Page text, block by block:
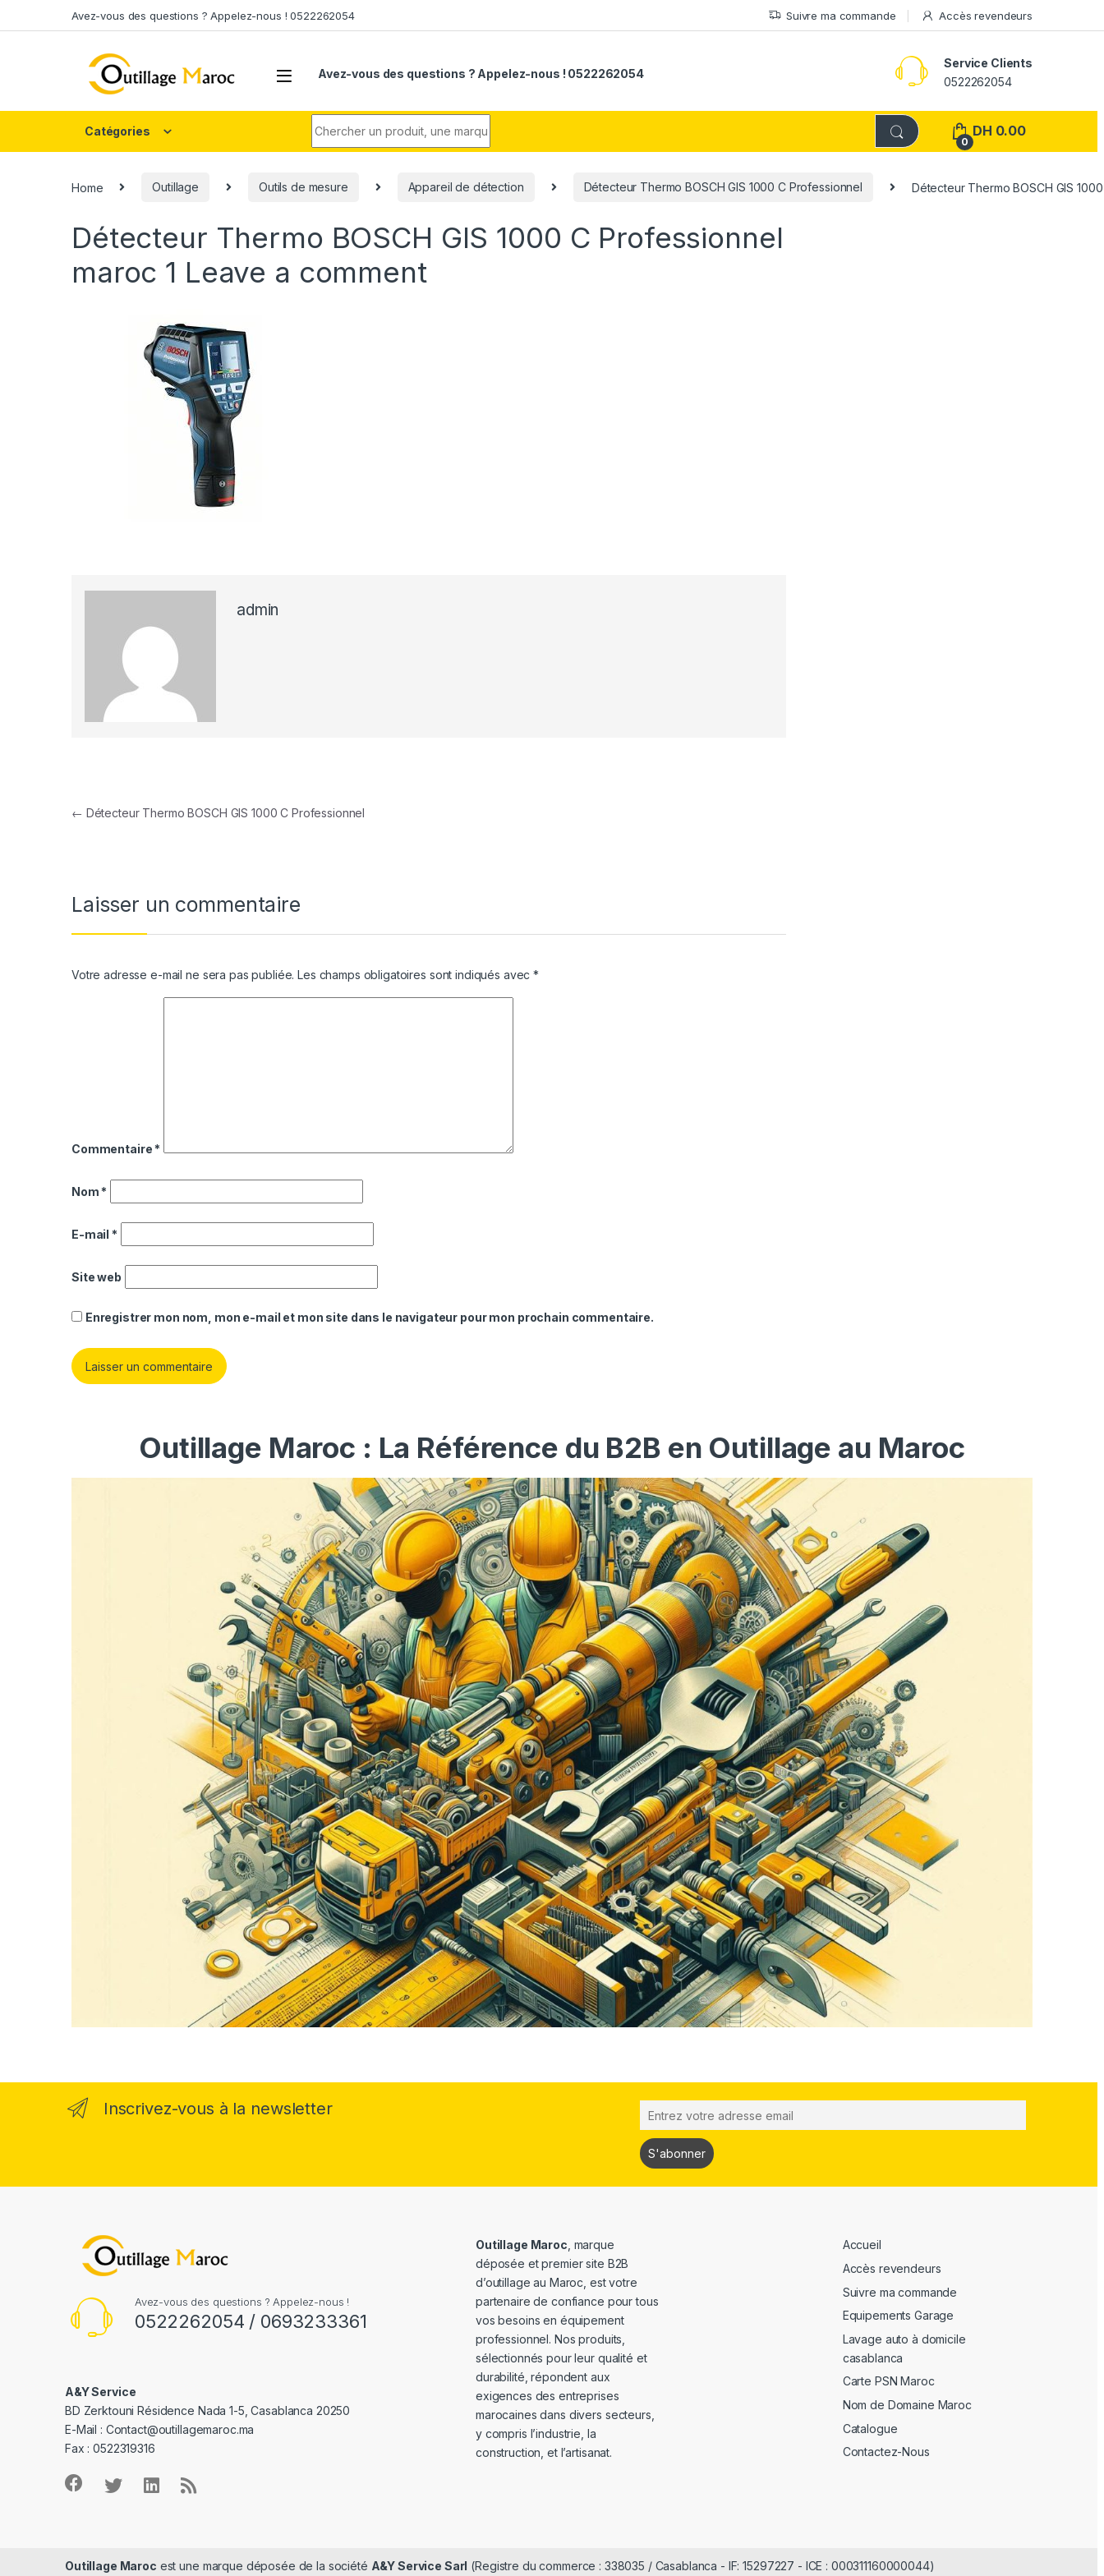
Avez-vous des questions ? Appelez-nous ! 0522262054 Suivre ma commande Accès revendeurs
Avez-vous des questions ? Appelez-nous ! 0522262054
Service Clients
0522262054
Catégories
0
DH 0.00
Home Outillage Outils de mesure Appareil de détection Détecteur Thermo BOSCH GIS 1000 C Professionnel Détecteur Thermo BOSCH GIS
Détecteur Thermo BOSCH GIS 1000 C Professionnel
maroc 1 Leave a comment
admin
Navigation de l’article
← Détecteur Thermo BOSCH GIS 1000 C Professionnel
Laisser un commentaire
Votre adresse e-mail ne sera pas publiée. Les champs obligatoires sont indiqués avec*
Commentaire *
Nom *
E-mail *
Site web
Enregistrer mon nom, mon e-mail et mon site dans le navigateur pour mon prochain commentaire.
Outillage Maroc : La Référence du B2B en Outillage au Maroc
Inscrivez-vous à la newsletter
Avez-vous des questions ? Appelez-nous !
0522262054 / 0693233361
A&Y Service
BD Zerktouni Résidence Nada 1-5, Casablanca 20250
E-Mail : Contact@outillagemaroc.ma
Fax : 0522319316
Outillage Maroc, marque
déposée et premier site B2B
d’outillage au Maroc, est votre
partenaire de confiance pour tous
vos besoins en équipement
professionnel. Nos produits,
sélectionnés pour leur qualité et
durabilité, répondent aux
exigences des entreprises
marocaines dans divers secteurs,
y compris l’industrie, la
construction, et l’artisanat.
Accueil
Accès revendeurs
Suivre ma commande
Equipements Garage
Lavage auto à domicile
casablanca
Carte PSN Maroc
Nom de Domaine Maroc
Catalogue
Contactez-Nous
Outillage Maroc est une marque déposée de la société A&Y Service Sarl (Registre du commerce : 338035 / Casablanca - IF: 15297227 - ICE : 000311160000044)